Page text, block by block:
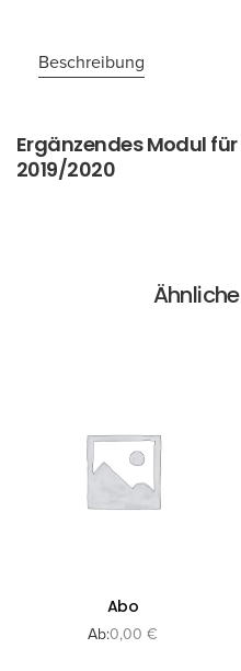
Beschreibung
Ergänzendes Modul
2019/2020
Abo
Ab:0,00 €